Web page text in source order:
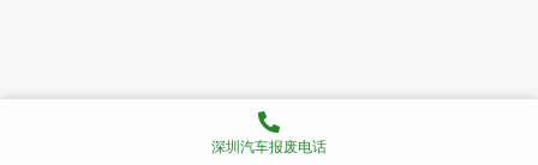
深圳汽车报废电话